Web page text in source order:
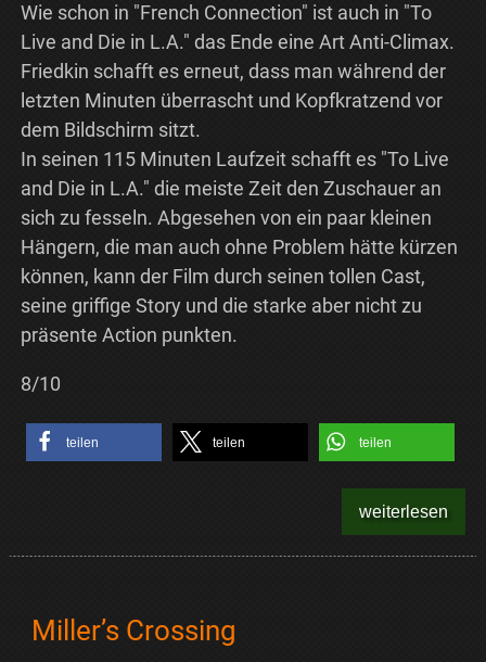
Wie schon in "French Connection" ist auch in "To
Live and Die in L.A." das Ende eine Art Anti-Climax.
Friedkin schafft es erneut, dass man während der
letzten Minuten überrascht und Kopfkratzend vor
dem Bildschirm sitzt.
In seinen 115 Minuten Laufzeit schafft es "To Live
and Die in L.A." die meiste Zeit den Zuschauer an
sich zu fesseln. Abgesehen von ein paar kleinen
Hängern, die man auch ohne Problem hätte kürzen
können, kann der Film durch seinen tollen Cast,
seine griffige Story und die starke aber nicht zu
präsente Action punkten.
8/10
teilen teilen teilen
weiterlesen
Miller’s Crossing